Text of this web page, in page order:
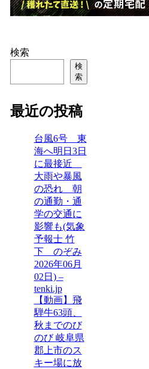
検索
検
索
最近の投稿
台風6号 東
海へ明日3日
に最接近
大雨や暴風
の恐れ 朝
の通勤・通
学の交通に
影響も(気象
予報士 竹
下 のぞみ
2026年06月
02日) –
tenki.jp
【動画】飛
騨牛63頭、
秋までのび
のび 岐阜県
郡上市のス
キー場に放